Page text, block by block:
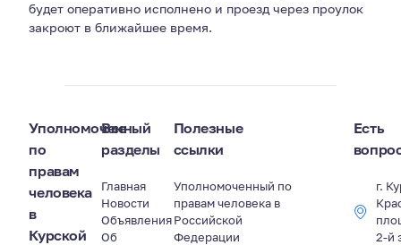
будет оперативно исполнено и проезд через проулок
закроют в ближайшее время.
Уполномоченный
по
правам
человека
в
Курской
Все
разделы
Главная
Новости
Объявления
Об
Полезные
ссылки
Уполномоченный по
правам человека в
Российской
Федерации
Есть
г.
2-й